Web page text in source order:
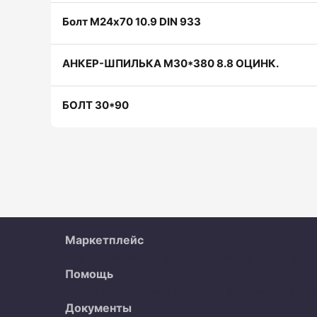
Болт М24х70 10.9 DIN 933
АНКЕР-ШПИЛЬКА М30*380 8.8 ОЦИНК.
БОЛТ 30*90
Маркетплейс
Помощь
Документы